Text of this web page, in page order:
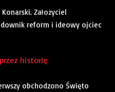
Założyciel
reform i ideowy ojciec
historię
obchodzono Święto